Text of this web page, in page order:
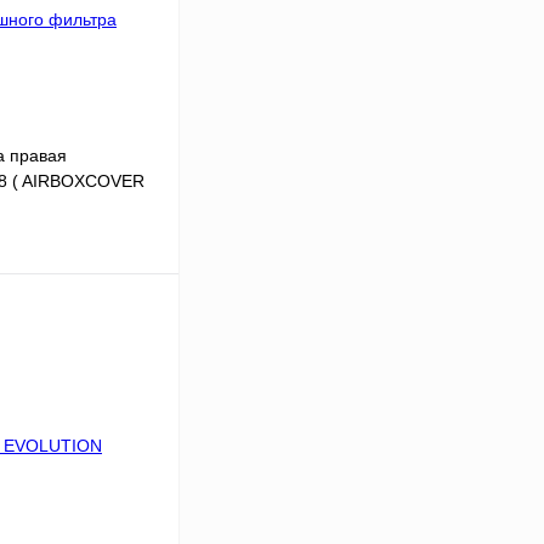
правая
( AIRBOXCOVER